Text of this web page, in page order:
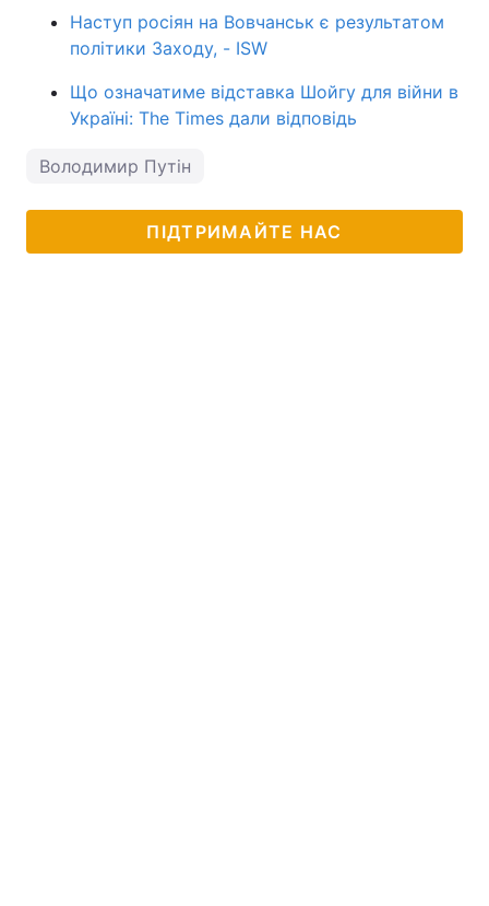
Наступ росіян на Вовчанськ є результатом
політики Заходу, - ISW
Що означатиме відставка Шойгу для війни в
Україні: The Times дали відповідь
Володимир Путін
ПІДТРИМАЙТЕ НАС